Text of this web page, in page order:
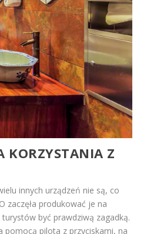
KORZYSTANIA Z
innych urządzeń nie są, co
zaczęła produkować je na
być prawdziwą zagadką.
pomocą pilota z przyciskami, na